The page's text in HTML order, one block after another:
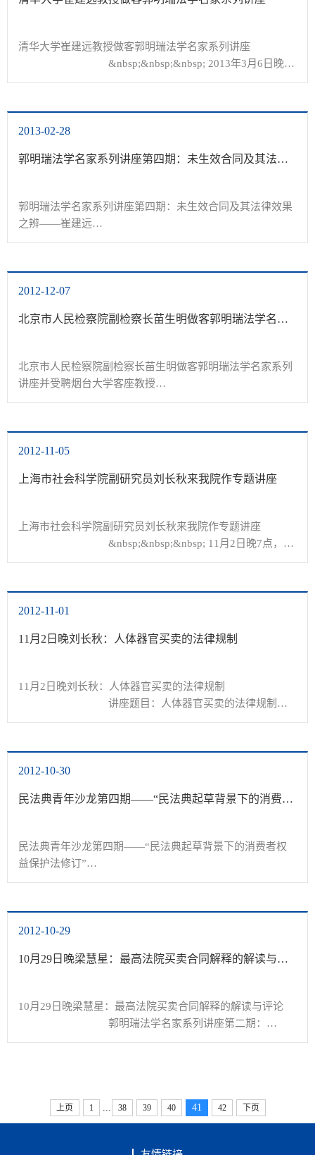
主持人：房绍坤&nbsp;&nbsp;&nbsp; 教...
清华大学崔建远教授做客郭明瑞法学名家系列讲座
				&nbsp;&nbsp;&nbsp; 2013年3月6日晚，
清华大学法学院教授、著名民法学家、《物权法》立法专家
请，做客郭明...
2013-02-28
郭明瑞法学名家系列讲座第四期：未生效合同及其法律效果之辨——崔建远
郭明瑞法学名家系列讲座第四期：未生效合同及其法律效果
之辨——崔建远
				烟台大学两校名师讲堂第167期：
烟台大学郭明瑞法学名家系列讲座第四期：
&nbsp;
&nbsp;
2012-12-07
北京市人民检察院副检察长苗生明做客郭明瑞法学名家系列讲座并受聘烟台大学客座教授
北京市人民检察院副检察长苗生明做客郭明瑞法学名家系列
讲座并受聘烟台大学客座教授
				&nbsp;&nbsp;&nbsp; 12月5日晚7点，北
列讲座第三期，围绕“司法理念引...
2012-11-05
上海市社会科学院副研究员刘长秋来我院作专题讲座
上海市社会科学院副研究员刘长秋来我院作专题讲座
				&nbsp;&nbsp;&nbsp; 11月2日晚7点，上
海市法学会生命法学研究会副会长、上海市社科院法学研究
秋副研究员...
2012-11-01
11月2日晚刘长秋：人体器官买卖的法律规制
11月2日晚刘长秋：人体器官买卖的法律规制
				讲座题目：人体器官买卖的法律规制
讲座时间：2012年11月2日（周五）晚19：00
讲座地点：法学院二楼多媒体报告厅
主讲人简介：刘长秋，...
2012-10-30
民法典青年沙龙第四期——“民法典起草背景下的消费者权益保护法修订”
民法典青年沙龙第四期——“民法典起草背景下的消费者权
益保护法修订”
				联合主办：烟台大学法学院·中国人民大
沙龙主题：民法典起草背景下的消费者权益保护法修订
沙龙时间：2012年11...
2012-10-29
10月29日晚梁慧星：最高法院买卖合同解释的解读与评论
10月29日晚梁慧星：最高法院买卖合同解释的解读与评论
				郭明瑞法学名家系列讲座第二期：
主讲人：梁慧星&nbsp;&nbsp;&nbsp;&nbsp;&nbsp;&nbsp;
上页 1 38 39 40 41 42 下页